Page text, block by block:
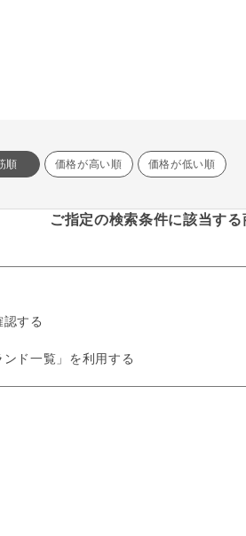
順 価格が高い順 価格が低い順
ご指定の検索条件に該当す
認する
ンド一覧」を利用する